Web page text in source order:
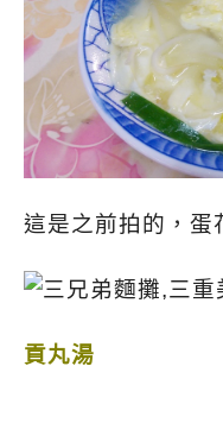
這是之前拍的，蛋
貢丸湯